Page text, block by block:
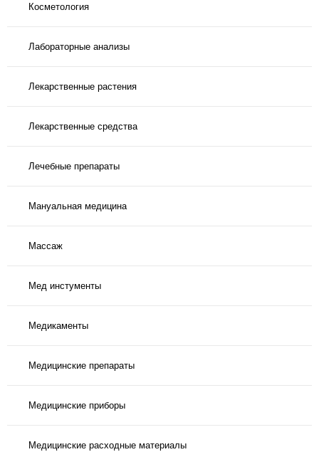
Косметология
Лабораторные анализы
Лекарственные растения
Лекарственные средства
Лечебные препараты
Мануальная медицина
Массаж
Мед инстументы
Медикаменты
Медицинские препараты
Медицинские приборы
Медицинские расходные материалы